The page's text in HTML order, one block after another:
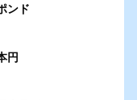
ンド
円